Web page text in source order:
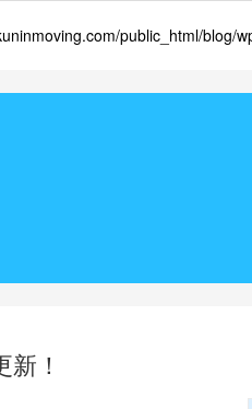
public_html/blog/
！